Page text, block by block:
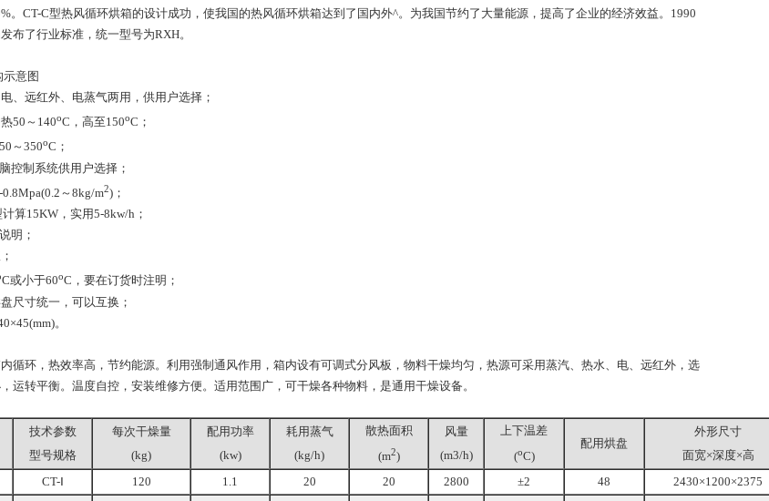
。CT-C型热风循环烘箱的设计成功，使我国的热风循环烘箱达到了国内外^。为我国节约了大量能源，提高了企业的经济效益。1990
布了行业标准，统一型号为RXH。
、远红外、电蒸气两用，供用户选择；
50～140oC，高至150oC；
～350oC；
控制系统供用户选择；
～8kg/m2)；
算15KW，实用5-8kw/h；
明；
C或小于60oC，要在订货时注明；
尺寸统一，可以互换；
。
环，热效率高，节约能源。利用强制通风作用，箱内设有可调式分风板，物料干燥均匀，热源可采用蒸汽、热水、电、远红外，选
运转平衡。温度自控，安装维修方便。适用范围广，可干燥各种物料，是通用干燥设备。
技术参数
型号规格
每次干燥量
(kg)
配用功率
(kw)
耗用蒸气
(kg/h)
散热面积
(m2)
风量
(m3/h)
上下温差
(oC)
配用烘盘
外形尺寸
面宽×深度×高
CT-Ⅰ 120 1.1 20 20 2800 ±2 48
2430×1200×2375